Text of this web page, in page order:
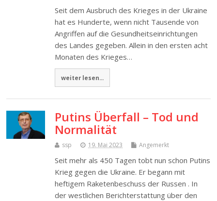
Seit dem Ausbruch des Krieges in der Ukraine
hat es Hunderte, wenn nicht Tausende von
Angriffen auf die Gesundheitseinrichtungen
des Landes gegeben. Allein in den ersten acht
Monaten des Krieges…
weiter lesen...
Putins Überfall – Tod und
Normalität
ssp 19. Mai 2023 Angemerkt
Seit mehr als 450 Tagen tobt nun schon Putins
Krieg gegen die Ukraine. Er begann mit
heftigem Raketenbeschuss der Russen . In
der westlichen Berichterstattung über den